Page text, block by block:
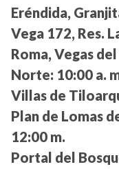
Eréndida,
Vega 172, Res.
Roma, Vegas
Norte: 10:00 a.
Villas de
Plan de Lomas
12:00 m.
Portal del